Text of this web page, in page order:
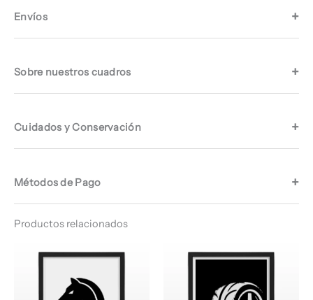
Envíos
Sobre nuestros cuadros
Cuidados y Conservación
Métodos de Pago
Productos relacionados
de
de